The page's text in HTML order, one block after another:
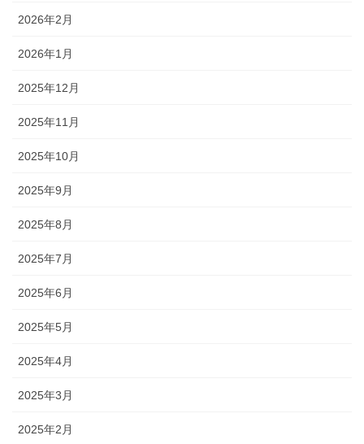
2026年2月
2026年1月
2025年12月
2025年11月
2025年10月
2025年9月
2025年8月
2025年7月
2025年6月
2025年5月
2025年4月
2025年3月
2025年2月